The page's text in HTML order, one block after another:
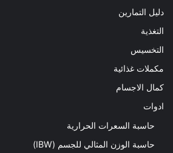
دليل التمارين
التغذية
التخسيس
مكملات غذائية
كمال الاجسام
ادوات
حاسبة السعرات الحرارية
حاسبة الوزن المثالي للجسم (IBW)